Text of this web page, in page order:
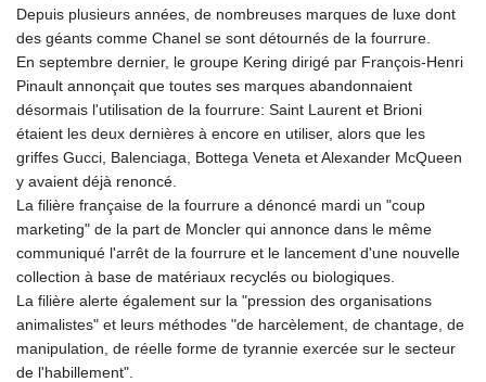
IDR 20538.069336
ILS 3.466464
IMP 0.857585
INR 110.147015
IQD 1510.466959
IRR
1590359.224806
JEP 0.857585
JMD 183.115818
JOD 0.819729
JPY 183.485869
KES 149.56077
KGS 101.10619
KHR 4683.447881
Depuis plusieurs années, de nombreuses marques de luxe dont
des géants comme Chanel se sont détournés de la fourrure.
En septembre dernier, le groupe Kering dirigé par François-Henri
Pinault annonçait que toutes ses marques abandonnaient
désormais l'utilisation de la fourrure: Saint Laurent et Brioni
étaient les deux dernières à encore en utiliser, alors que les
griffes Gucci, Balenciaga, Bottega Veneta et Alexander McQueen
y avaient déjà renoncé.
La filière française de la fourrure a dénoncé mardi un "coup
marketing" de la part de Moncler qui annonce dans le même
communiqué l'arrêt de la fourrure et le lancement d'une nouvelle
collection à base de matériaux recyclés ou biologiques.
La filière alerte également sur la "pression des organisations
animalistes" et leurs méthodes "de harcèlement, de chantage, de
manipulation, de réelle forme de tyrannie exercée sur le secteur
de l'habillement".